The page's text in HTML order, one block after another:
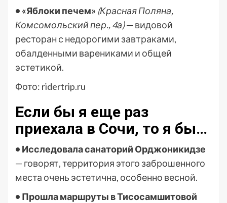
• «Яблоки печем» (Красная Поляна,
Комсомольский пер., 4а)— видовой
ресторан с недорогими завтраками,
обалденными варениками и общей
эстетикой.
Фото: ridertrip.ru
Если бы я еще раз
приехала в Сочи, то я бы…
• Исследовала санаторий Орджоникидзе
— говорят, территория этого заброшенного
места очень эстетична, особенно весной.
• Прошла маршруты в Тисосамшитовой